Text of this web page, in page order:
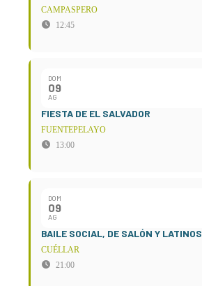
CAMPASPERO
12:45
DOM
09
AG
FIESTA DE EL SALVADOR
FUENTEPELAYO
13:00
DOM
09
AG
BAILE SOCIAL, DE SALÓN Y LATINOS
CUÉLLAR
21:00